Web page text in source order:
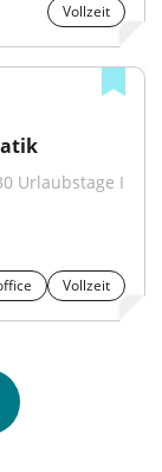
Vollzeit
Urlaubstage I
Vollzeit